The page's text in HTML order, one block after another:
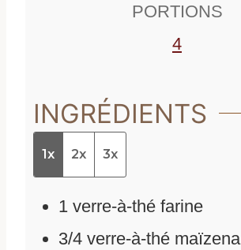
PORTIONS
4
INGRÉDIENTS
1x 2x 3x
1 verre-à-thé farine
3/4 verre-à-thé maïzena